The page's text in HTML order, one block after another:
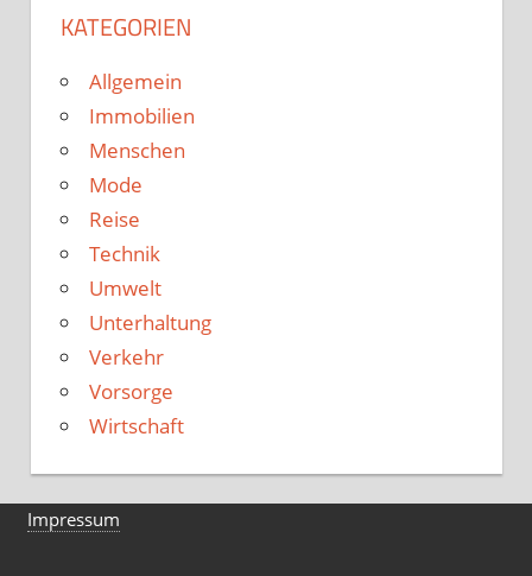
KATEGORIEN
Allgemein
Immobilien
Menschen
Mode
Reise
Technik
Umwelt
Unterhaltung
Verkehr
Vorsorge
Wirtschaft
Impressum